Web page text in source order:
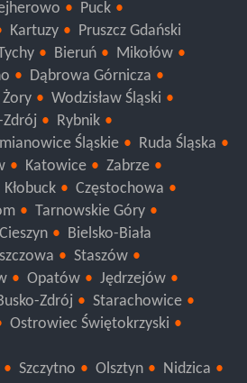
Puck
Kartuzy
Pruszcz Gdański
Bieruń
Mikołów
Dąbrowa Górnicza
Żory
Wodzisław Śląski
Zdrój
Rybnik
Śląskie
Ruda Śląska
Katowice
Zabrze
Kłobuck
Częstochowa
Tarnowskie Góry
Cieszyn
Bielsko-Biała
Staszów
Opatów
Jędrzejów
Zdrój
Starachowice
Ostrowiec Świętokrzyski
Szczytno Olsztyn
Nidzica